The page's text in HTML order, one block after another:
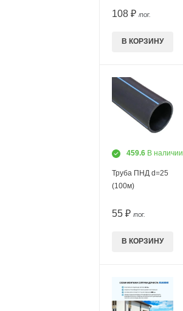
108 ₽ /ПОГ.
В КОРЗИНУ
459.6 В наличии
Труба ПНД d=25
(100м)
55 ₽ /ПОГ.
В КОРЗИНУ